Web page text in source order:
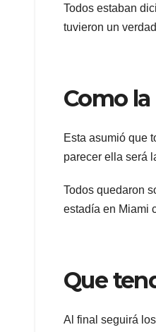
Todos estaban
tuvieron un
Como
Esta asumió que
parecer ella será
Todos quedaron
estadía en Miami
Que
Al final seguirá